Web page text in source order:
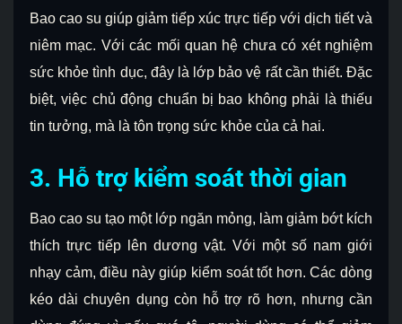
Bao cao su giúp giảm tiếp xúc trực tiếp với dịch tiết và
niêm mạc. Với các mối quan hệ chưa có xét nghiệm
sức khỏe tình dục, đây là lớp bảo vệ rất cần thiết. Đặc
biệt, việc chủ động chuẩn bị bao không phải là thiếu
tin tưởng, mà là tôn trọng sức khỏe của cả hai.
3. Hỗ trợ kiểm soát thời gian
Bao cao su tạo một lớp ngăn mỏng, làm giảm bớt kích
thích trực tiếp lên dương vật. Với một số nam giới
nhạy cảm, điều này giúp kiểm soát tốt hơn. Các dòng
kéo dài chuyên dụng còn hỗ trợ rõ hơn, nhưng cần